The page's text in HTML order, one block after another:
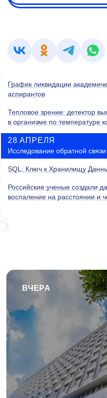
График ликвидации
аспирантов
Тепловое зрение: детектор
в организме по температуре
28 АПРЕЛЯ
Исследование обратной
SQL: Ключ к Хранилищу
Российские ученые создали
воспаление на расстоянии и
ВЧЕРА